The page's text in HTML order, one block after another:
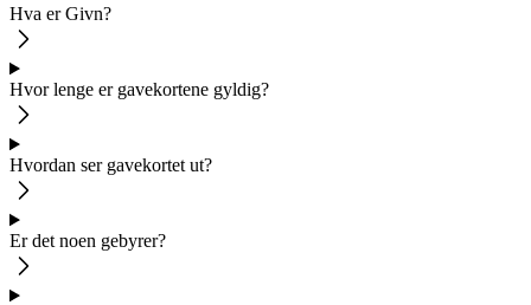
Hva er Givn?
Hvor lenge er gavekortene gyldig?
Hvordan ser gavekortet ut?
Er det noen gebyrer?